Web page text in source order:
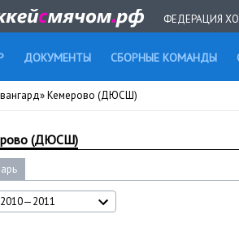
ФЕДЕРАЦИЯ
ДОКУМЕНТЫ СБОРНЫЕ КОМАНДЫ
Кемерово (ДЮСШ)
(ДЮСШ)
2010—2011